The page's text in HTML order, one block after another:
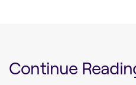
Continue